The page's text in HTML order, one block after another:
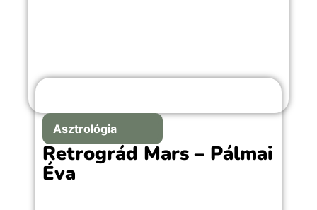
Asztrológia
Retrográd Mars – Pálmai
Éva